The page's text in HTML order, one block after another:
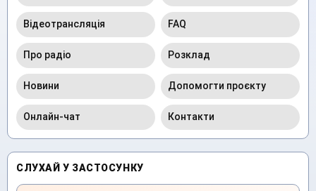
Відеотрансляція FAQ
Про радіо Розклад
Новини Допомогти проєкту
Онлайн-чат Контакти
СЛУХАЙ У ЗАСТОСУНКУ